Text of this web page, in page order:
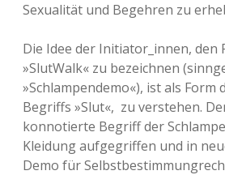
Sexualität und Begehren zu
Die Idee der Initiator_innen, den
»SlutWalk« zu bezeichnen
»Schlampendemo«), ist als Form
Begriffs »Slut«, zu verstehen.
konnotierte Begriff der
Kleidung aufgegriffen und in
Demo für